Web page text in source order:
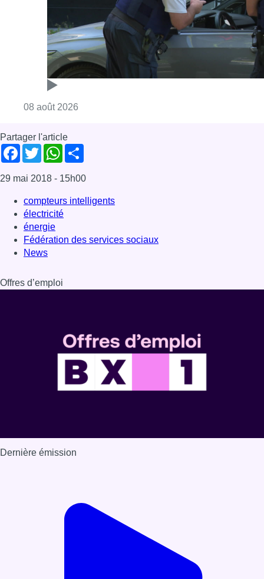
08 août 2026
Partager l'article
Facebook
TwitterWhatsApp
29 mai 2018 - 15h00
compteurs intelligents
électricité
énergie
Fédération des services sociaux
News
Offres d’emploi
Dernière émission